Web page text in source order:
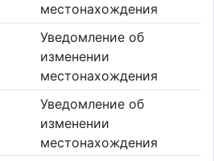
местонахождения
Уведомление об
изменении
местонахождения
Уведомление об
изменении
местонахождения